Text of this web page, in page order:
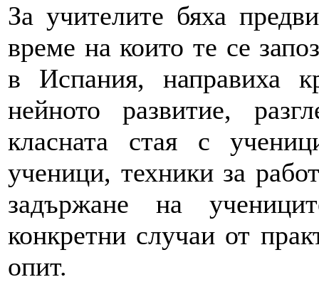
За учителите бяха
време на които те се
в Испания, направиха
нейното развитие,
класната стая с
ученици, техники за
задържане на
конкретни случаи от
опит.